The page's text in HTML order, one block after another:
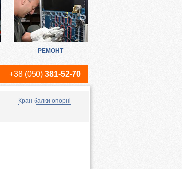
РЕМОНТ
+38 (050) 381-52-70
Кран-балки опорні